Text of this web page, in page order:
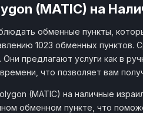
(MATIC) на
обменные пункты,
1023 обменных
предлагают услуги как в
что позволяет вам
(MATIC) на наличные
обменном пункте, что